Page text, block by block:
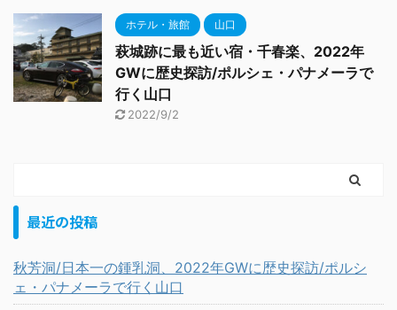
ホテル・旅館 山口
萩城跡に最も近い宿・千春楽、2022年
GWに歴史探訪/ポルシェ・パナメーラで
行く山口
2022/9/2
最近の投稿
秋芳洞/日本一の鍾乳洞、2022年GWに歴史探訪/ポルシ
ェ・パナメーラで行く山口